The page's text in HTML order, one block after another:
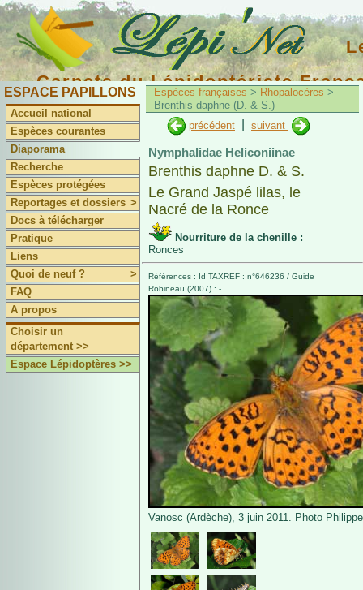
Carnets du Lépidoptériste
ESPACE PAPILLONS
Accueil national
Espèces courantes
Diaporama
Recherche
Espèces protégées
Reportages et dossiers >
Docs à télécharger
Pratique
Liens
Quoi de neuf ?
>
FAQ
A propos
Choisir un
département >>
Espace Lépidoptères >>
Espèces françaises > Rhopalocères >
Brenthis daphne (D. & S.)
précédent
suivant
Nymphalidae Heliconiinae
Brenthis daphne D. & S.
Le Grand Jaspé lilas, le
Nacré de la Ronce
Nourriture de la chenille :
Ronces
Références : Id TAXREF : n°646236 / Guide
Robineau (2007) : -
Vanosc (Ardèche), 3 juin 2011. Photo